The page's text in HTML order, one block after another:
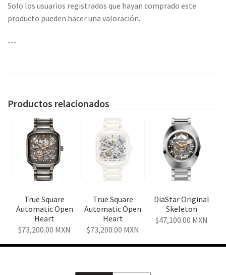
Solo los usuarios registrados que hayan comprado este
producto pueden hacer una valoración.
---
Productos relacionados
True Square
Automatic Open
Heart
73,200.00 MXN
True Square
Automatic Open
Heart
73,200.00 MXN
DiaStar Original
Skeleton
47,100.00 MXN